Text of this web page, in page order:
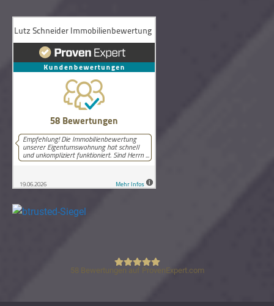
Lutz Schneider Immobilienbewertung
58 Bewertungen auf ProvenExpert.com